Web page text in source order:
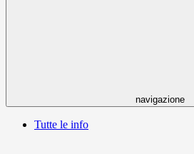
navigazione
Tutte le info